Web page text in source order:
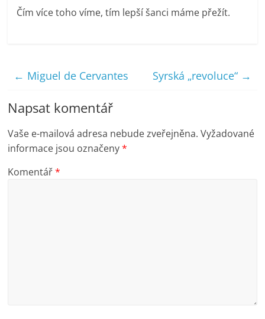
Čím více toho víme, tím lepší šanci máme přežít.
← Miguel de Cervantes Syrská „revoluce“ →
Napsat komentář
Vaše e-mailová adresa nebude zveřejněna. Vyžadované
informace jsou označeny*
Komentář*